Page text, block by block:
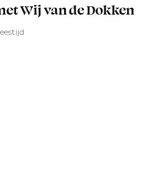
Wij van de Dokken